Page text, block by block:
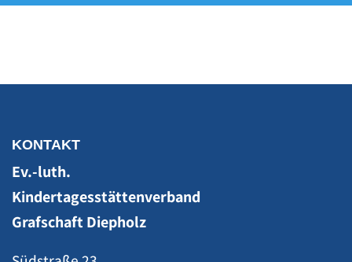
KONTAKT
Ev.-luth.
Kindertagesstättenverband
Grafschaft Diepholz